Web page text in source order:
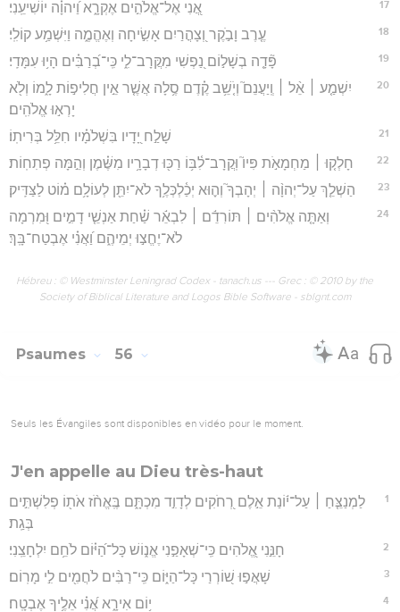
17 אֲ֭נִי אֶל־אֱלֹהִ֣ים אֶקְרָ֑א וַ֝יהוָ֗ה יוֹשִׁיעֵֽנִי׃
18 עֶ֤רֶב וָבֹ֣קֶר וְ֭צָהֳרַיִם אָשִׂ֣יחָה וְאֶהֱמֶ֑ה וַיִּשְׁמַ֥ע קוֹלִֽי׃
19 פָּ֘דָ֤ה בְשָׁל֣וֹם נַ֭פְשִׁי מִקֲּרָב־לִ֑י כִּֽי־בְ֝רַבִּ֗ים הָי֥וּ עִמָּדִֽי׃
20
יִשְׁמַ֤ע ׀ אֵ֨ל ׀ וְֽיַעֲנֵם֮ וְיֹ֤שֵׁ֥ב קֶ֗דֶם סֶ֥לָה אֲשֶׁ֤ר אֵ֣ין חֲלִיפ֣וֹת לָ֑מוֹ וְלֹ֖א
יָרְא֣וּ אֱלֹהִֽים׃
21 שָׁלַ֣ח יָ֭דָיו בִּשְׁלֹמָ֗יו חִלֵּ֥ל בְּרִיתֽוֹ׃
22 חָלְק֤וּ ׀ מַחְמָאֹ֣ת פִּיו֮ וּֽקֲרָב־לִ֫בּ֥וֹ רַכּ֖וּ דְבָרָ֥יו מִשֶּׁ֗מֶן וְהֵ֣מָּה פְתִחֽוֹת׃
23 הַשְׁלֵ֤ךְ עַל־יְהוָ֨ה ׀ יְהָבְךָ֮ וְה֪וּא יְכַ֫לְכְּלֶ֥ךָ לֹא־יִתֵּ֖ן לְעוֹלָ֥ם מ֗וֹט לַצַּדִּֽיק׃
24
וְאַתָּ֤ה אֱלֹהִ֨ים ׀ תּוֹרִדֵ֬ם ׀ לִבְאֵ֬ר שַׁ֗חַת אַנְשֵׁ֤י דָמִ֣ים וּ֭מִרְמָה
לֹא־יֶחֱצ֣וּ יְמֵיהֶ֑ם וַ֝אֲנִ֗י אֶבְטַח־בָּֽךְ׃
Hébreu : © Westminster Leningrad Codex - tanach.us --- Grec : © 2010 by the
Society of Biblical Literature and Logos Bible Software - sblgnt.com
Psaumes 56
Seuls les Évangiles sont disponibles en vidéo pour le moment.
J'en appelle au Dieu très-haut
1
לַמְנַצֵּ֤חַ ׀ עַל־י֬וֹנַת אֵ֣לֶם רְ֭חֹקִים לְדָוִ֣ד מִכְתָּ֑ם בֶּֽאֱחֹ֨ז אֹת֖וֹ פְלִשְׁתִּ֣ים
בְּגַֽת׃
2 חָנֵּ֣נִי אֱ֭לֹהִים כִּֽי־שְׁאָפַ֣נִי אֱנ֑וֹשׁ כָּל־הַ֝יּ֗וֹם לֹחֵ֥ם יִלְחָצֵֽנִי׃
3 שָׁאֲפ֣וּ שׁ֭וֹרְרַי כָּל־הַיּ֑וֹם כִּֽי־רַבִּ֨ים לֹחֲמִ֖ים לִ֣י מָרֽוֹם׃
4 י֥וֹם אִירָ֑א אֲ֝נִ֗י אֵלֶ֥יךָ אֶבְטָֽח׃